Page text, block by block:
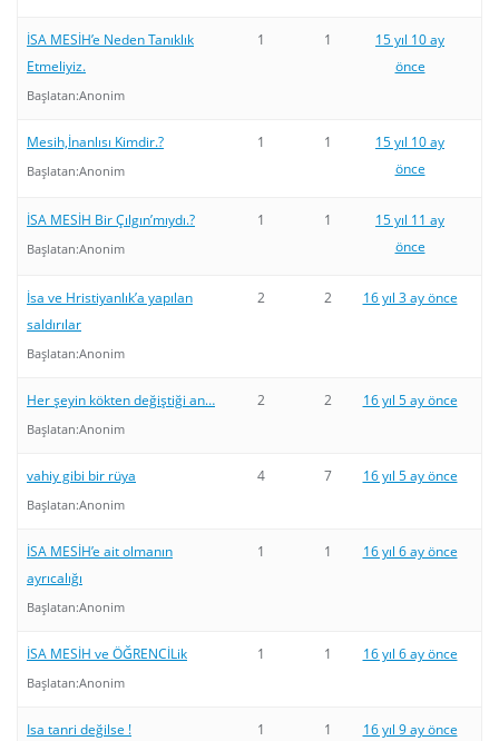
İSA MESİH’e Neden Tanıklık
Etmeliyiz.
Başlatan:Anonim
1 1
15 yıl 10 ay
önce
Mesih,İnanlısı Kimdir.?
Başlatan:Anonim
1 1
15 yıl 10 ay
önce
İSA MESİH Bir Çılgın’mıydı.?
Başlatan:Anonim
1 1
15 yıl 11 ay
önce
İsa ve Hristiyanlık’a yapılan
saldırılar
Başlatan:Anonim
2 2 16 yıl 3 ay önce
Her şeyin kökten değiştiği an…
Başlatan:Anonim
2 2 16 yıl 5 ay önce
vahiy gibi bir rüya
Başlatan:Anonim
4 7 16 yıl 5 ay önce
İSA MESİH’e ait olmanın
ayrıcalığı
Başlatan:Anonim
1 1 16 yıl 6 ay önce
İSA MESİH ve ÖĞRENCİLik
Başlatan:Anonim
1 1 16 yıl 6 ay önce
Isa tanri değilse ! 1 1 16 yıl 9 ay önce